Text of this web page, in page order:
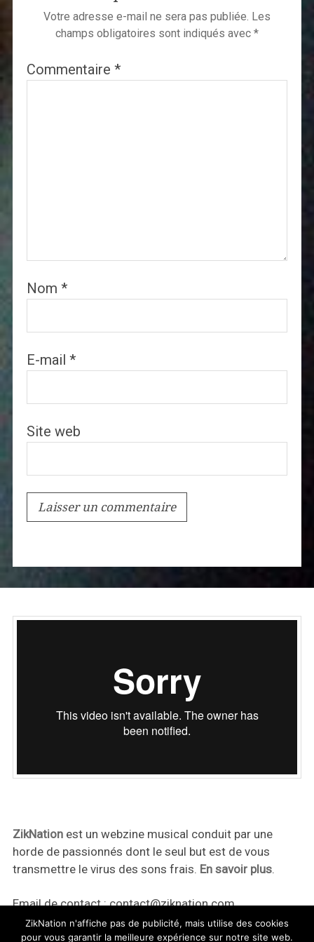
Votre adresse e-mail ne sera pas publiée. Les
champs obligatoires sont indiqués avec *
Commentaire *
Nom *
E-mail *
Site web
ZikNationest un webzine musical conduit par une
horde de passionnés dont le seul but est de vous
transmettre le virus des sons frais. En savoir plus.
Email de contact :contact@ziknation.com
ZikNation n'affiche pas de publicité, mais utilise des cookies
pour vous garantir la meilleure expérience sur notre site web.